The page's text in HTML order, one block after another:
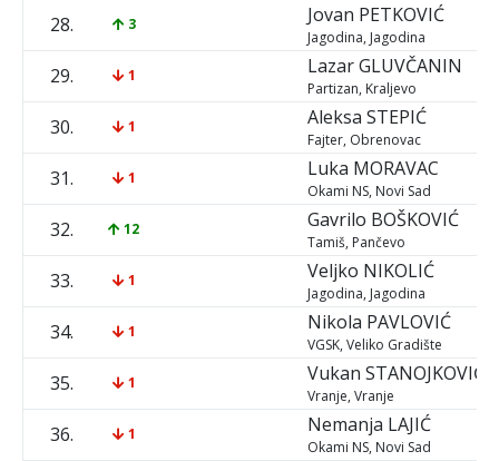
28. 3 Jovan PETKOVIĆ
Jagodina, Jagodina
29. 1 LazarGLUVČANIN
Partizan, Kraljevo
30. 1 Aleksa STEPIĆ
Fajter, Obrenovac
31. 1 Luka MORAVAC
Okami NS, Novi Sad
32. 12 Gavrilo BOŠKOVIĆ
Tamiš, Pančevo
33. 1 Veljko NIKOLIĆ
Jagodina, Jagodina
34. 1 Nikola PAVLOVIĆ
VGSK, Veliko Gradište
35. 1 Vukan STANOJKOVIĆ
Vranje, Vranje
36. 1 Nemanja LAJIĆ
Okami NS, Novi Sad